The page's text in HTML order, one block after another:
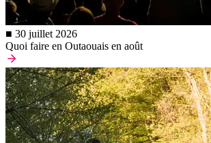
■ 30 juillet 2026
Quoi faire en Outaouais en août